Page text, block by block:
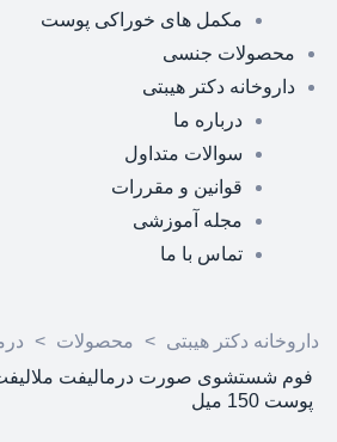
مکمل های خوراکی پوست
محصولات جنسی
داروخانه دکتر هیبتی
درباره ما
سوالات متداول
قوانین و مقررات
مجله آموزشی
تماس با ما
داروخانه دکتر هیبتی > محصولات >
فوم شستشوی صورت درمالیفت ملالیفت
پوست 150 میل